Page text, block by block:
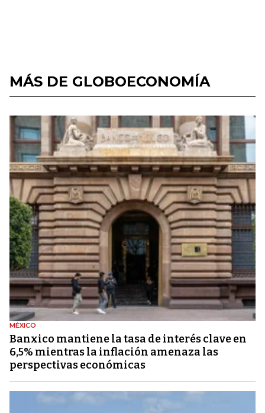
MÁS DE GLOBOECONOMÍA
MÉXICO
Banxico mantiene la tasa de interés clave en
6,5% mientras la inflación amenaza las
perspectivas económicas